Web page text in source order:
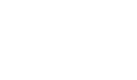
-Demostrar mínimo 3 veces